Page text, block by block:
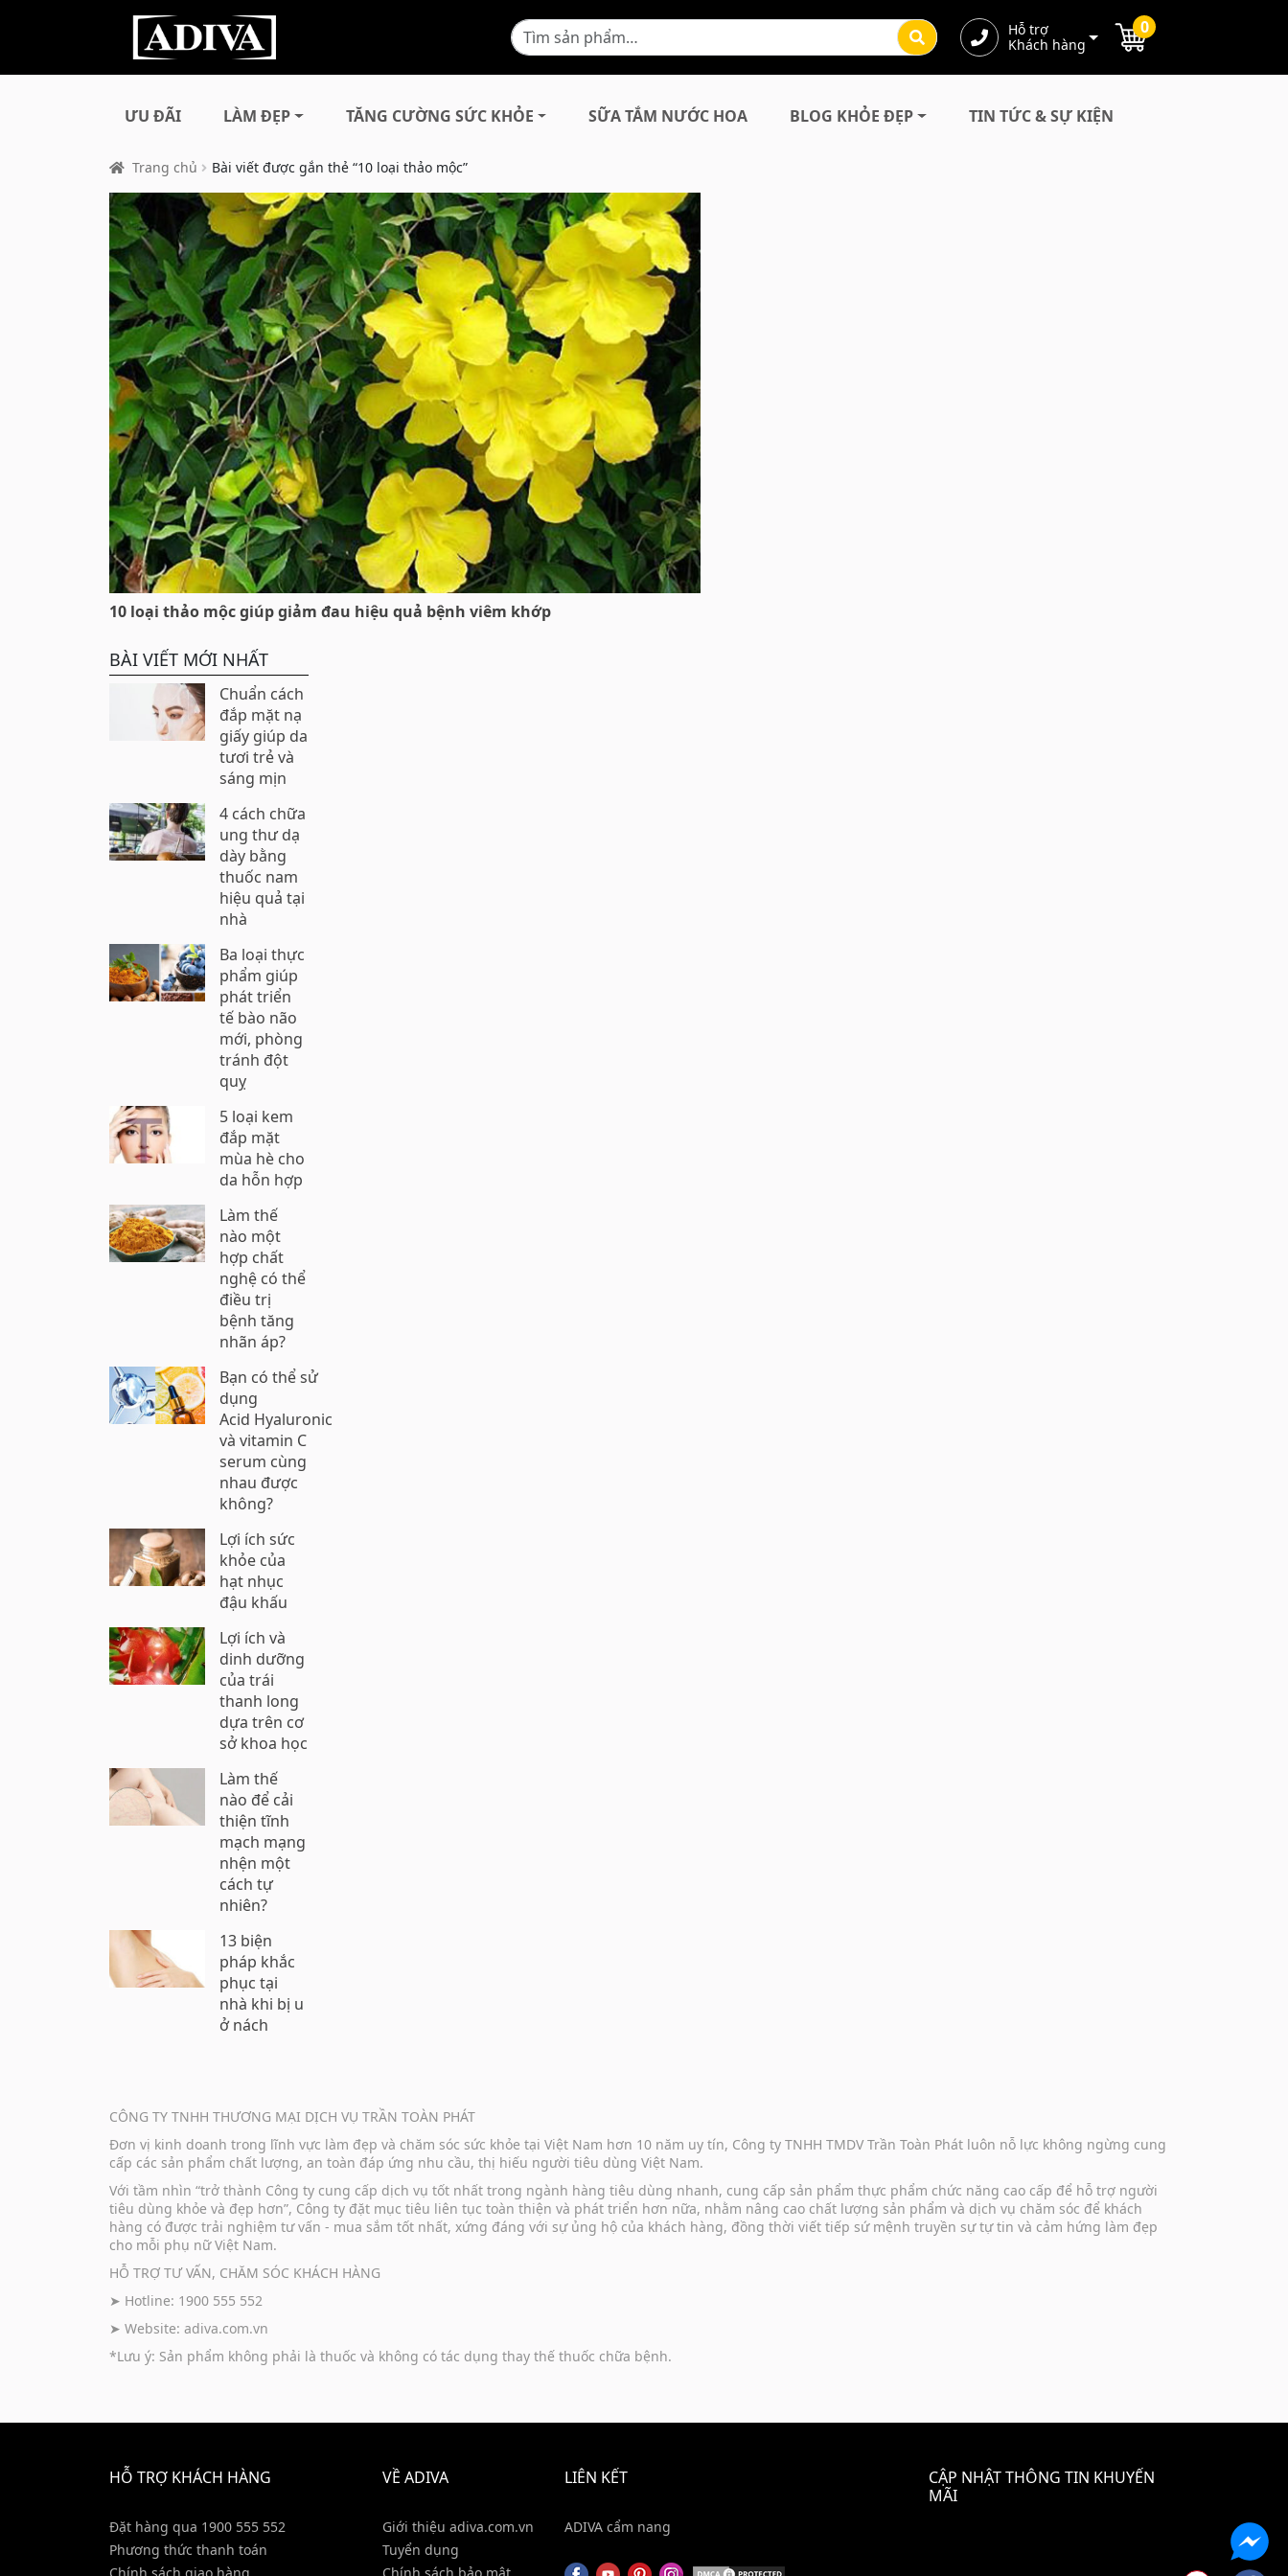
Hỗ trợ
Khách hàng
0
ƯU ĐÃI LÀM ĐẸP TĂNG CƯỜNG SỨC KHỎE SỮA TẮM NƯỚC HOA BLOG KHỎE ĐẸP TIN TỨC & SỰ KIỆN
Trang chủ Bài viết được gắn thẻ “10 loại thảo mộc”
10 loại thảo mộc giúp giảm đau hiệu quả bệnh viêm khớp
BÀI VIẾT MỚI NHẤT
Chuẩn cách
đắp mặt nạ
giấy giúp da
tươi trẻ và
sáng mịn
4 cách chữa
ung thư dạ
dày bằng
thuốc nam
hiệu quả tại
nhà
Ba loại thực
phẩm giúp
phát triển
tế bào não
mới, phòng
tránh đột
quỵ
5 loại kem
đắp mặt
mùa hè cho
da hỗn hợp
Làm thế
nào một
hợp chất
nghệ có thể
điều trị
bệnh tăng
nhãn áp?
Bạn có thể sử
dụng
Acid Hyaluronic
và vitamin C
serum cùng
nhau được
không?
Lợi ích sức
khỏe của
hạt nhục
đậu khấu
Lợi ích và
dinh dưỡng
của trái
thanh long
dựa trên cơ
sở khoa học
Làm thế
nào để cải
thiện tĩnh
mạch mạng
nhện một
cách tự
nhiên?
13 biện
pháp khắc
phục tại
nhà khi bị u
ở nách
CÔNG TY TNHH THƯƠNG MẠI DỊCH VỤ TRẦN TOÀN PHÁT
Đơn vị kinh doanh trong lĩnh vực làm đẹp và chăm sóc sức khỏe tại Việt Nam hơn 10 năm uy tín, Công ty TNHH TMDV Trần Toàn Phát luôn nỗ lực không ngừng cung
cấp các sản phẩm chất lượng, an toàn đáp ứng nhu cầu, thị hiếu người tiêu dùng Việt Nam.
Với tầm nhìn “trở thành Công ty cung cấp dịch vụ tốt nhất trong ngành hàng tiêu dùng nhanh, cung cấp sản phẩm thực phẩm chức năng cao cấp để hỗ trợ người
tiêu dùng khỏe và đẹp hơn”, Công ty đặt mục tiêu liên tục toàn thiện và phát triển hơn nữa, nhằm nâng cao chất lượng sản phẩm và dịch vụ chăm sóc để khách
hàng có được trải nghiệm tư vấn - mua sắm tốt nhất, xứng đáng với sự ủng hộ của khách hàng, đồng thời viết tiếp sứ mệnh truyền sự tự tin và cảm hứng làm đẹp
cho mỗi phụ nữ Việt Nam.
HỖ TRỢ TƯ VẤN, CHĂM SÓC KHÁCH HÀNG
➤ Hotline: 1900 555 552
➤ Website: adiva.com.vn
*Lưu ý: Sản phẩm không phải là thuốc và không có tác dụng thay thế thuốc chữa bệnh.
HỖ TRỢ KHÁCH HÀNG
Đặt hàng qua 1900 555 552
Phương thức thanh toán
VỀ ADIVA
Giới thiệu adiva.com.vn
Tuyển dụng
LIÊN KẾT
ADIVA cẩm nang
CẬP NHẬT THÔNG TIN KHUYẾN
MÃI